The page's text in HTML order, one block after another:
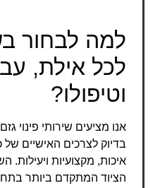
למה לבחור
לכל אילת,
וטיפולו?
אנו מציעים שירותי פינוי
בדיוק לצרכים האישיים
איכות, מקצועיות ויעילות.
הציוד המתקדם ביותר